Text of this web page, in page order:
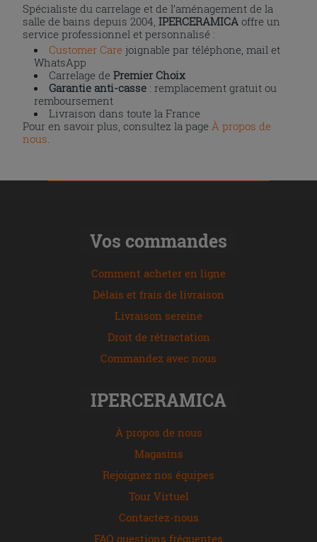
Spécialiste du carrelage et de l’aménagement de la
salle de bains depuis 2004,IPERCERAMICA offre un
service professionnel et personnalisé :
Customer Care joignable par téléphone, mail et
WhatsApp
Carrelage dePremier Choix
Garantie anti-casse : remplacement gratuit ou
remboursement
Livraison dans toute la France
Pour en savoir plus, consultez la page À propos de
nous
Vos commandes
Comment acheter en ligne
Délais et frais de livraison
Livraison sereine
Droit de rétractation
Commandez avec nous
IPERCERAMICA
À propos de nous
Magasins
Rejoignez nos équipes
Tour Virtuel
Contactez-nous
FAQ questions fréquentes